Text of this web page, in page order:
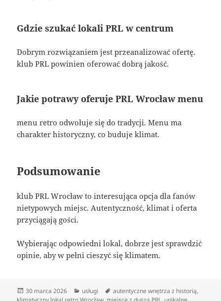
Gdzie szukać lokali PRL w centrum
Dobrym rozwiązaniem jest przeanalizować ofertę.
klub PRL powinien oferować dobrą jakość.
Jakie potrawy oferuje PRL Wrocław menu
menu retro odwołuje się do tradycji. Menu ma
charakter historyczny, co buduje klimat.
Podsumowanie
klub PRL Wrocław to interesująca opcja dla fanów
nietypowych miejsc. Autentyczność, klimat i oferta
przyciągają gości.
Wybierając odpowiedni lokal, dobrze jest sprawdzić
opinie, aby w pełni cieszyć się klimatem.
Data
publikacji
30 marca 2026 Kategorie
usługi Tagi
autentyczne wnętrza z historią,